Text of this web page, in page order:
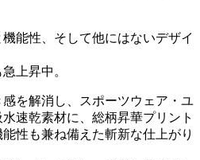
能性、そして他にはないデザイ
上昇中。
を解消し、スポーツウェア・ユ
速乾素材に、総柄昇華プリント
性も兼ね備えた斬新な仕上がり